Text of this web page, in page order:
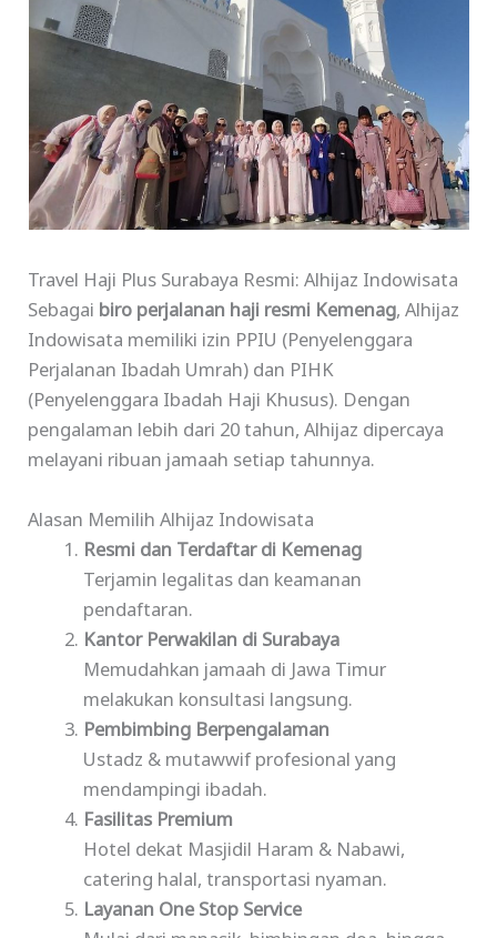
Travel Haji Plus Surabaya Resmi: Alhijaz Indowisata
Sebagai biro perjalanan haji resmi Kemenag, Alhijaz
Indowisata memiliki izin PPIU (Penyelenggara
Perjalanan Ibadah Umrah) dan PIHK
(Penyelenggara Ibadah Haji Khusus). Dengan
pengalaman lebih dari 20 tahun, Alhijaz dipercaya
melayani ribuan jamaah setiap tahunnya.
Alasan Memilih Alhijaz Indowisata
Resmi dan Terdaftar di Kemenag
Terjamin legalitas dan keamanan
pendaftaran.
Kantor Perwakilan di Surabaya
Memudahkan jamaah di Jawa Timur
melakukan konsultasi langsung.
Pembimbing Berpengalaman
Ustadz & mutawwif profesional yang
mendampingi ibadah.
Fasilitas Premium
Hotel dekat Masjidil Haram & Nabawi,
catering halal, transportasi nyaman.
Layanan One Stop Service